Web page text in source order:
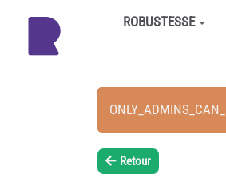
Aller au contenu principalROBUSTESSE
Retour